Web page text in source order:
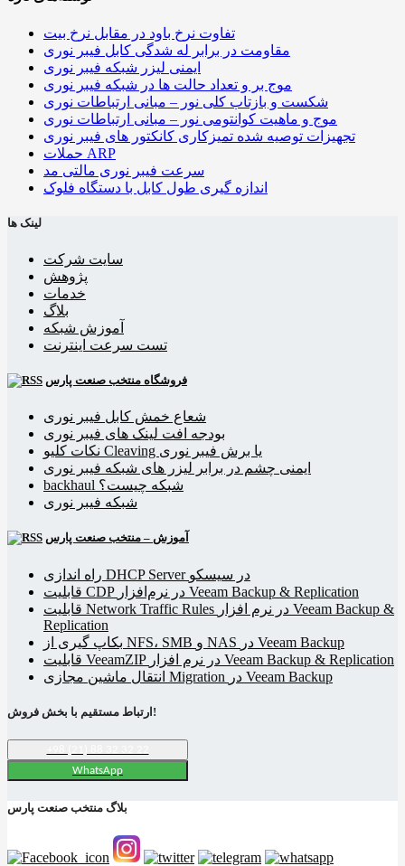
تفاوت نرخ باود در مقابل نرخ بیت
مقاومت در برابر له شدگی کابل فیبر نوری
ایمنی لیزر شبکه فیبر نوری
موج بر و تعداد حالت ها در شبکه فیبر نوری
شکست و بازتاب کلی نور – مبانی ارتباطات نوری
موج و ماهیت کوانتومی نور – مبانی ارتباطات نوری
تجهیزات توصیه شده تمیزکاری کانکتور های فیبر نوری
حملات ARP
سرعت فیبر نوری مالتی مد
اندازه گیری طول کابل با دستگاه فلوک
لینک ها
سایت شرکت
پژوهش
خدمات
بلاگ
آموزش شبکه
تست سرعت اینترنت
فروشگاه منتخب صنعت پارس
شعاع خمش کابل فیبر نوری
بودجه افت لینک های فیبر نوری
نکات کلیو Cleaving یا برش فیبر نوری
ایمنی چشم در برابر لیزر های شبکه فیبر نوری
backhaul شبکه چیست؟
شبکه فیبر نوری
آموزش – منتخب صنعت پارس
راه اندازی DHCP Server در سیسکو
قابلیت CDP در نرم‌افزار Veeam Backup & Replication
قابلیت Network Traffic Rules در نرم افزار Veeam Backup &
Replication
بکاپ گیری از NFS، SMB و NAS در Veeam Backup
قابلیت VeeamZIP در نرم افزار Veeam Backup & Replication
انتقال ماشین مجازی Migration در Veeam Backup
ارتباط مستقیم با بخش فروش!
WhatsApp
بلاگ منتخب صنعت پارس